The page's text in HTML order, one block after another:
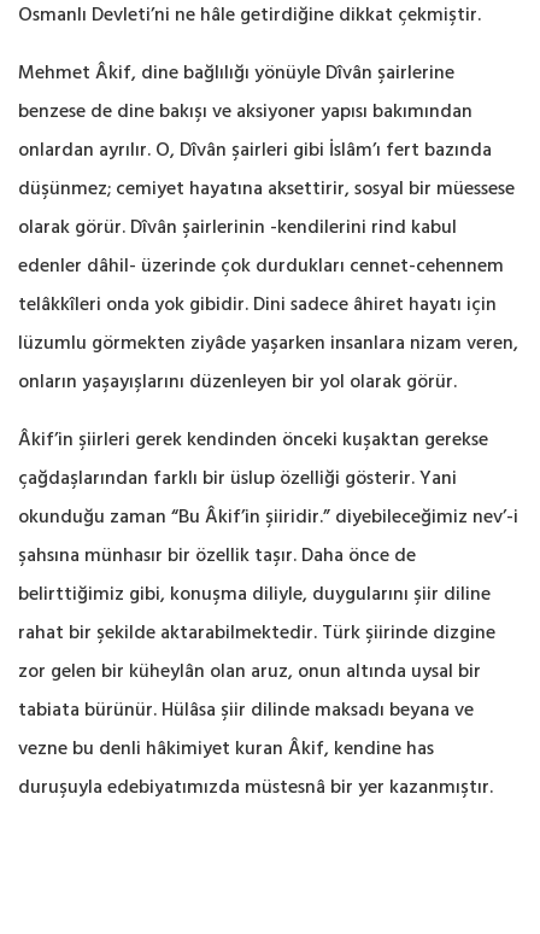
Osmanlı Devleti’ni ne hâle getirdiğine dikkat çekmiştir.
Mehmet Âkif, dine bağlılığı yönüyle Dîvân şairlerine
benzese de dine bakışı ve aksiyoner yapısı bakımından
onlardan ayrılır. O, Dîvân şairleri gibi İslâm’ı fert bazında
düşünmez; cemiyet hayatına aksettirir, sosyal bir müessese
olarak görür. Dîvân şairlerinin -kendilerini rind kabul
edenler dâhil- üzerinde çok durdukları cennet-cehennem
telâkkîleri onda yok gibidir. Dini sadece âhiret hayatı için
lüzumlu görmekten ziyâde yaşarken insanlara nizam veren,
onların yaşayışlarını düzenleyen bir yol olarak görür.
Âkif’in şiirleri gerek kendinden önceki kuşaktan gerekse
çağdaşlarından farklı bir üslup özelliği gösterir. Yani
okunduğu zaman “Bu Âkif’in şiiridir.” diyebileceğimiz nev’-i
şahsına münhasır bir özellik taşır. Daha önce de
belirttiğimiz gibi, konuşma diliyle, duygularını şiir diline
rahat bir şekilde aktarabilmektedir. Türk şiirinde dizgine
zor gelen bir küheylân olan aruz, onun altında uysal bir
tabiata bürünür. Hülâsa şiir dilinde maksadı beyana ve
vezne bu denli hâkimiyet kuran Âkif, kendine has
duruşuyla edebiyatımızda müstesnâ bir yer kazanmıştır.